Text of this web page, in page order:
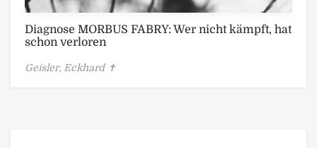
Diagnose MORBUS FABRY: Wer nicht kämpft, hat
schon verloren
Geisler, Eckhard ✝